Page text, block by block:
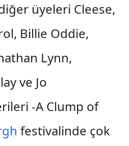
üyeleri Cleese,
Billie Oddie,
Lynn,
ve Jo
-A Clump of
festivalinde çok